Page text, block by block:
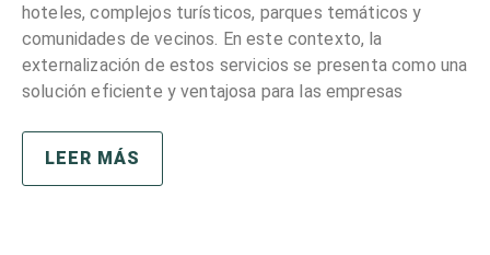
hoteles, complejos turísticos, parques temáticos y
comunidades de vecinos. En este contexto, la
externalización de estos servicios se presenta como una
solución eficiente y ventajosa para las empresas
LEER MÁS